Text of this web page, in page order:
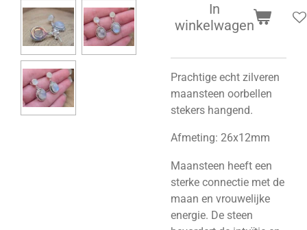
In
winkelwagen
Prachtige echt zilveren
maansteen oorbellen
stekers hangend.
Afmeting: 26x12mm
Maansteen heeft een
sterke connectie met de
maan en vrouwelijke
energie. De steen